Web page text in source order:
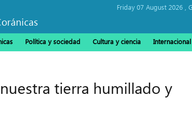
Friday 07 August 2026 ,
Política y sociedad Cultura y ciencia Internacional
tierra humillado y